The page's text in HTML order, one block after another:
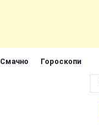
Смачно Гороскопи